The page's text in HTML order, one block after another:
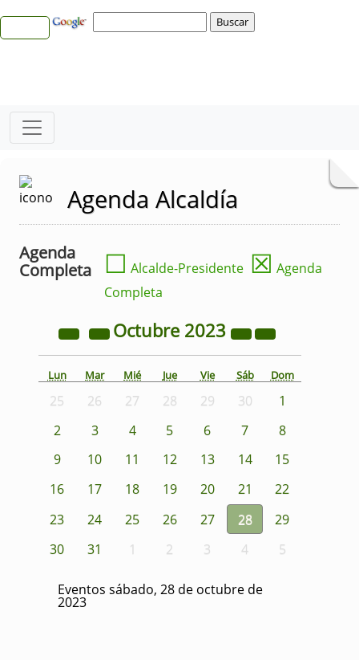
Agenda Alcaldía
Agenda
Completa
☐ Alcalde-Presidente ☒ Agenda
Completa
Octubre 2023
Lun Mar Mié Jue Vie Sáb Dom
25 26 27 28 29 30
1
2
3 4 5 6 7
8
9
10 11 12 13 14
15
16
17 18 19 20 21
22
23
24 25 26 27 28
29
30
31 1 2 3 4 5
Eventos sábado, 28 de octubre de
2023